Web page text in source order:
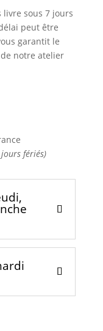
livre sous 7 jours
peut être
garantit le
notre atelier
fériés)